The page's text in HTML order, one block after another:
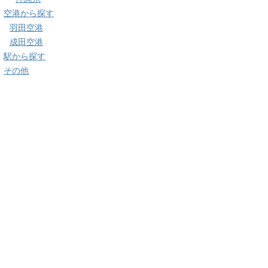
空港から探す
羽田空港
成田空港
駅から探す
その他